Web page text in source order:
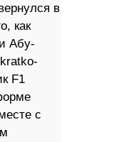
в
как
Абу-
F1
с